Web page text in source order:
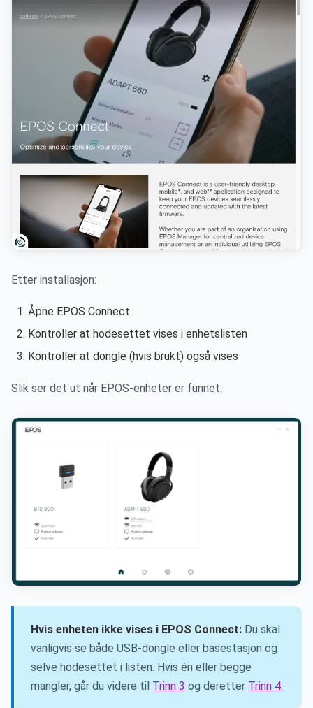
Etter installasjon:
Åpne EPOS Connect
Kontroller at hodesettet vises i enhetslisten
Kontroller at dongle (hvis brukt) også vises
Slik ser det ut når EPOS-enheter er funnet:
Hvis enheten ikke vises i EPOS Connect: Du skal
vanligvis se både USB-dongle eller basestasjon og
selve hodesettet i listen. Hvis én eller begge
mangler, går du videre til Trinn 3 og deretter Trinn 4